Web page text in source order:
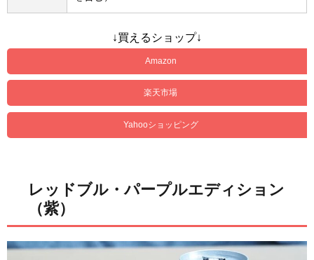
↓買えるショップ↓
Amazon
楽天市場
Yahooショッピング
レッドブル・パープルエディション
（紫）